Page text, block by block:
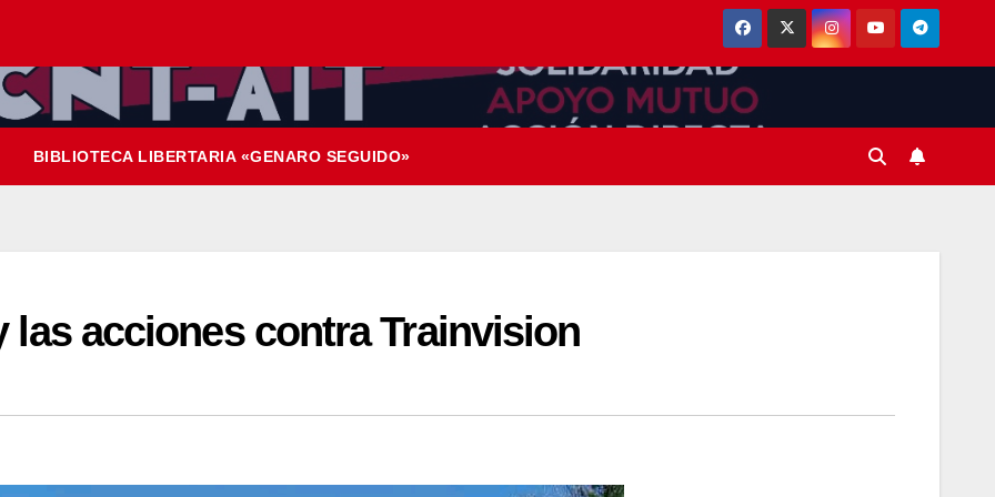
BIBLIOTECA LIBERTARIA «GENARO SEGUIDO»
acciones contra Trainvision